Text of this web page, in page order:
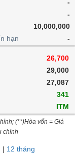
-
-
10,000,000
hạn
-
26,700
29,000
27,087
341
ITM
(**)Hòa vốn = Giá
chỉnh
| 12 tháng